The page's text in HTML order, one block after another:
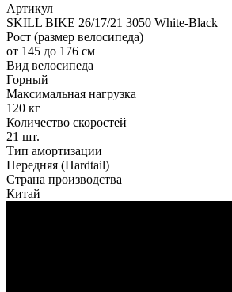
Артикул
SKILL BIKE 26/17/21 3050 White-Black
Рост (размер велосипеда)
от 145 до 176 см
Вид велосипеда
Горный
Максимальная нагрузка
120 кг
Количество скоростей
21 шт.
Тип амортизации
Передняя (Hardtail)
Страна производства
Китай